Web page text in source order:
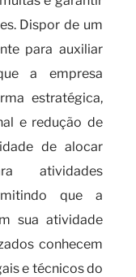
Dispor de um
para auxiliar
a empresa
estratégica,
e redução de
de alocar
atividades
que a
sua atividade
conhecem
e técnicos do